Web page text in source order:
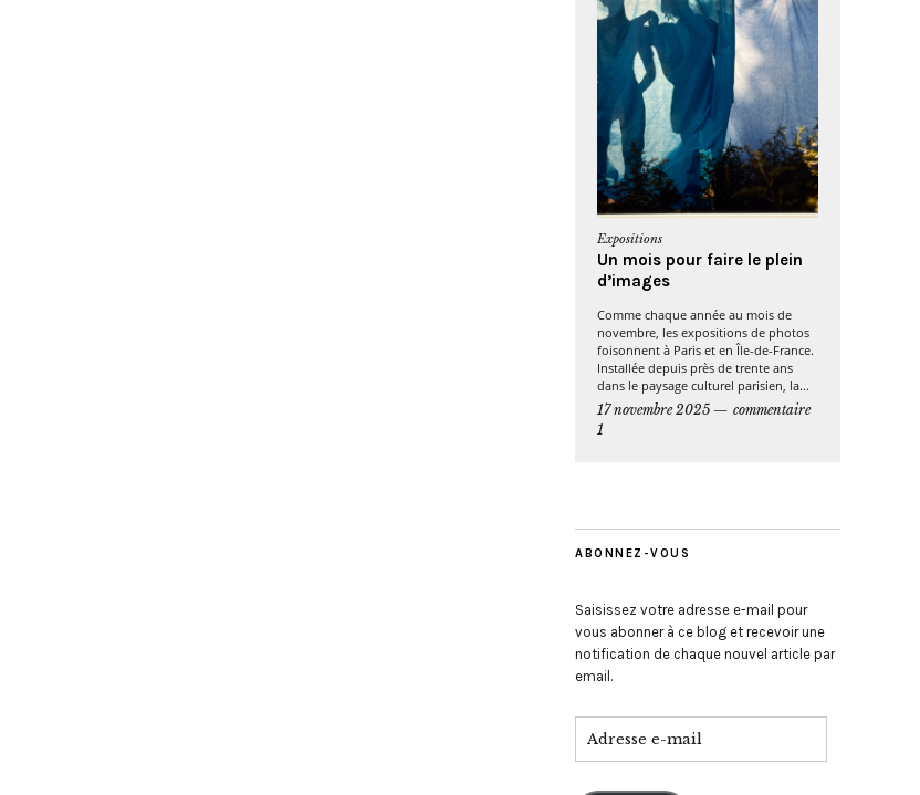
Expositions
Un mois pour faire le plein
d’images
Comme chaque année au mois de
novembre, les expositions de photos
foisonnent à Paris et en Île-de-France.
Installée depuis près de trente ans
dans le paysage culturel parisien, la...
17 novembre 2025
commentaire
1
ABONNEZ-VOUS
Saisissez votre adresse e-mail pour
vous abonner à ce blog et recevoir une
notification de chaque nouvel article par
email.